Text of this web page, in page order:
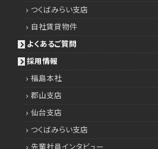
つくばみらい支店
自社賃貸物件
よくあるご質問
採用情報
福島本社
郡山支店
仙台支店
つくばみらい支店
先輩社員インタビュー